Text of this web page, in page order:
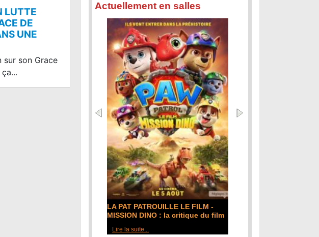
LUTTE
DE
UNE
sur son Grace
Actuellement en salles
LA PAT PATROUILLE LE FILM -
MISSION DINO : la critique du film
Lire la suite...